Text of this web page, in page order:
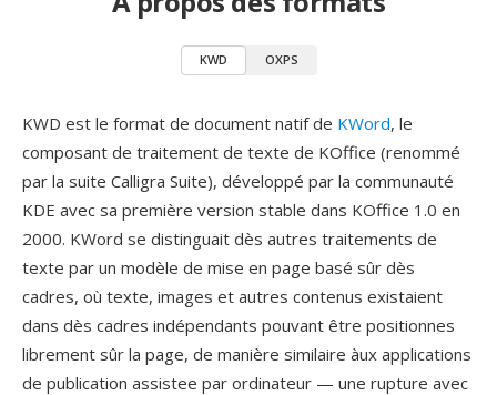
KWD OXPS
KWD est le format de document natif de KWord, le
composant de traitement de texte de KOffice (renommé
par la suite Calligra Suite), développé par la communauté
KDE avec sa première version stable dans KOffice 1.0 en
2000. KWord se distinguait dès autres traitements de
texte par un modèle de mise en page basé sûr dès
cadres, où texte, images et autres contenus existaient
dans dès cadres indépendants pouvant être positionnes
librement sûr la page, de manière similaire àux applications
de publication assistee par ordinateur — une rupture avec